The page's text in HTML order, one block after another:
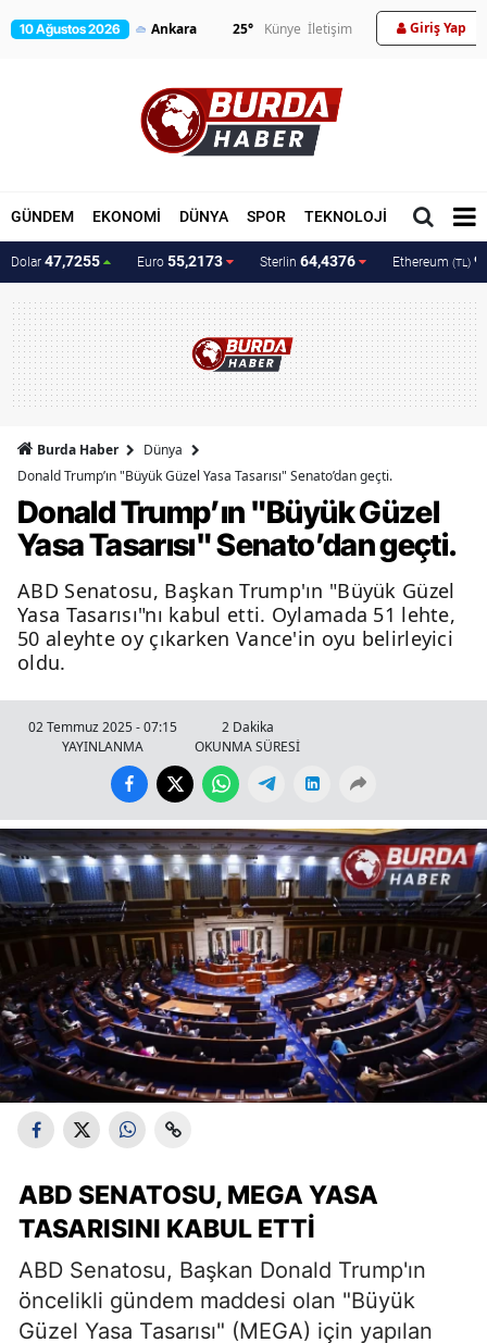
10 Ağustos 2026 25° Künye İletişim Giriş Yap
GÜNDEM EKONOMİ DÜNYA SPOR TEKNOLOJİ MAGAZİN
Dolar 47,7255 Euro 55,2173 Sterlin 64,4376 Ethereum (TL)
Burda Haber
Dünya
Donald Trump’ın "Büyük Güzel Yasa Tasarısı" Senato’dan geçti.
Donald Trump’ın "Büyük Güzel
Yasa Tasarısı" Senato’dan geçti.
ABD Senatosu, Başkan Trump'ın "Büyük Güzel
Yasa Tasarısı"nı kabul etti. Oylamada 51 lehte,
50 aleyhte oy çıkarken Vance'in oyu belirleyici
oldu.
02 Temmuz 2025 - 07:15
YAYINLANMA
2 Dakika
OKUNMA SÜRESİ
ABD SENATOSU, MEGA YASA
TASARISINI KABUL ETTI
ABD Senatosu, Başkan Donald Trump'ın
öncelikli gündem maddesi olan "Büyük
Güzel Yasa Tasarısı" (MEGA) için yapılan